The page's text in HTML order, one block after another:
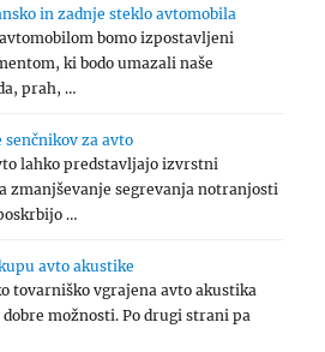
in zadnje steklo avtomobila
bomo izpostavljeni
ki bodo umazali naše
prah, …
senčnikov za avto
lahko predstavljajo izvrstni
zmanjševanje segrevanja notranjosti
…
avto akustike
tovarniško vgrajena avto akustika
možnosti. Po drugi strani pa